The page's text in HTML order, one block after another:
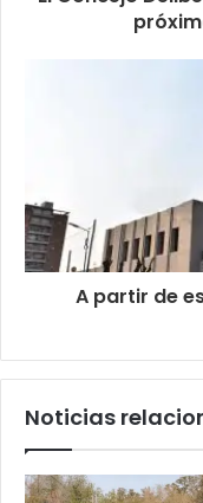
A partir de
Noticias